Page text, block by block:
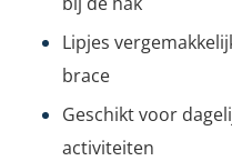
Lipjes
brace
Geschikt voor
activiteiten